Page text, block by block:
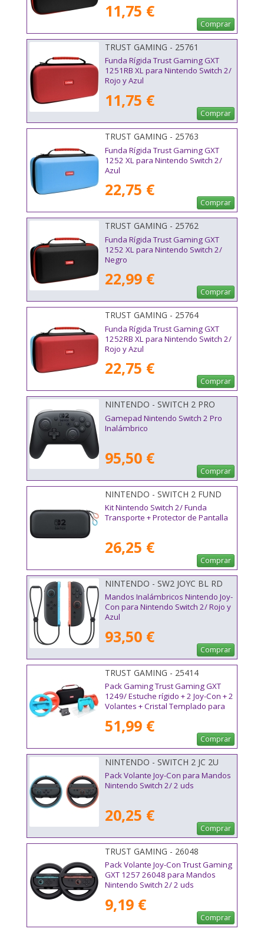
11,75 €
Comprar
TRUST GAMING - 25761
Funda Rígida Trust Gaming GXT
1251RB XL para Nintendo Switch 2/
Rojo y Azul
11,75 €
Comprar
TRUST GAMING - 25763
Funda Rígida Trust Gaming GXT
1252 XL para Nintendo Switch 2/
Azul
22,75 €
Comprar
TRUST GAMING - 25762
Funda Rígida Trust Gaming GXT
1252 XL para Nintendo Switch 2/
Negro
22,99 €
Comprar
TRUST GAMING - 25764
Funda Rígida Trust Gaming GXT
1252RB XL para Nintendo Switch 2/
Rojo y Azul
22,75 €
Comprar
NINTENDO - SWITCH 2 PRO
Gamepad Nintendo Switch 2 Pro
Inalámbrico
95,50 €
Comprar
NINTENDO - SWITCH 2 FUND
PROT
Kit Nintendo Switch 2/ Funda
Transporte + Protector de Pantalla
26,25 €
Comprar
NINTENDO - SW2 JOYC BL RD
Mandos Inalámbricos Nintendo Joy-
Con para Nintendo Switch 2/ Rojo y
Azul
93,50 €
Comprar
TRUST GAMING - 25414
Pack Gaming Trust Gaming GXT
1249/ Estuche rígido + 2 Joy-Con + 2
Volantes + Cristal Templado para
51,99 €
Comprar
NINTENDO - SWITCH 2 JC 2U
Pack Volante Joy-Con para Mandos
Nintendo Switch 2/ 2 uds
20,25 €
Comprar
TRUST GAMING - 26048
Pack Volante Joy-Con Trust Gaming
GXT 1257 26048 para Mandos
Nintendo Switch 2/ 2 uds
9,19 €
Comprar